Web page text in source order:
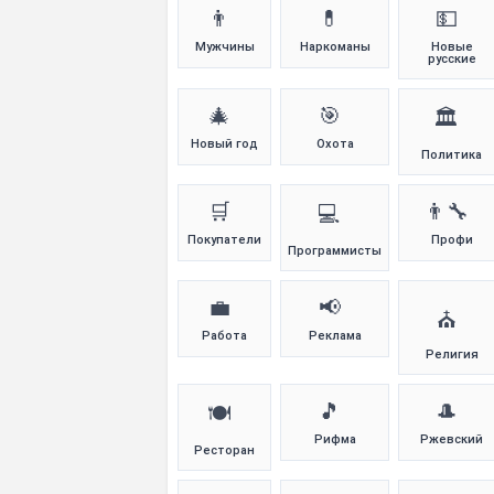
👨
Мужчины
💊
Наркоманы
💵
Новые
русские
🎄
Новый год
🎯
Охота
🏛️
Политика
🛒
Покупатели
💻
Программисты
👨‍🔧
Профи
💼
Работа
📢
Реклама
⛪
Религия
🍽️
Ресторан
🎵
Рифма
🎩
Ржевский